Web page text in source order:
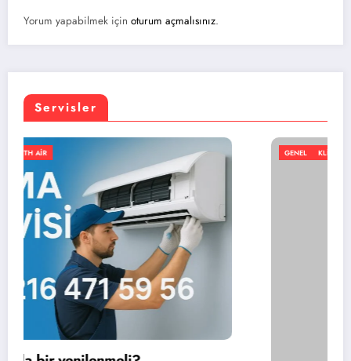
Yorum yapabilmek için oturum açmalısınız.
Servisler